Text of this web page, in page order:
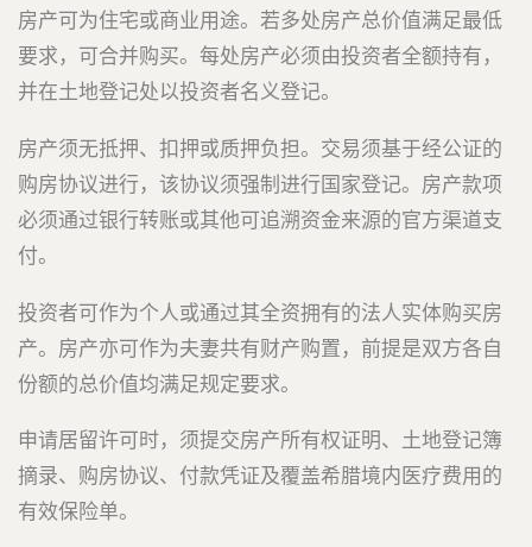
房产可为住宅或商业用途。若多处房产总价值满足最低
要求，可合并购买。每处房产必须由投资者全额持有，
并在土地登记处以投资者名义登记。
房产须无抵押、扣押或质押负担。交易须基于经公证的
购房协议进行，该协议须强制进行国家登记。房产款项
必须通过银行转账或其他可追溯资金来源的官方渠道支
付。
投资者可作为个人或通过其全资拥有的法人实体购买房
产。房产亦可作为夫妻共有财产购置，前提是双方各自
份额的总价值均满足规定要求。
申请居留许可时，须提交房产所有权证明、土地登记簿
摘录、购房协议、付款凭证及覆盖希腊境内医疗费用的
有效保险单。